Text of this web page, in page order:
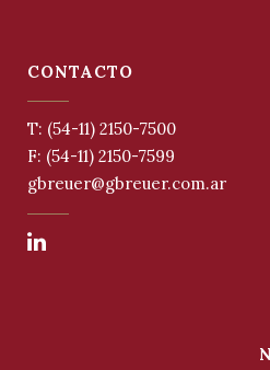
CONTACTO
T: (54-11) 2150-7500
F: (54-11) 2150-7599
gbreuer@gbreuer.com.ar